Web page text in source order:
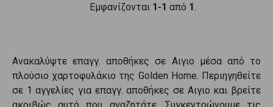
Εμφανίζονται 1-1 από 1
Ανακαλύψτεεπαγγ. αποθήκες σε Αιγιο μέσα από το
πλούσιο χαρτοφυλάκιο της Golden Home. Περιηγηθείτε
σε 1 αγγελίες για επαγγ. αποθήκες σε Αιγιο και βρείτε
ακριβώς αυτό που αναζητάτε. Συγκεντρώνουμε τις